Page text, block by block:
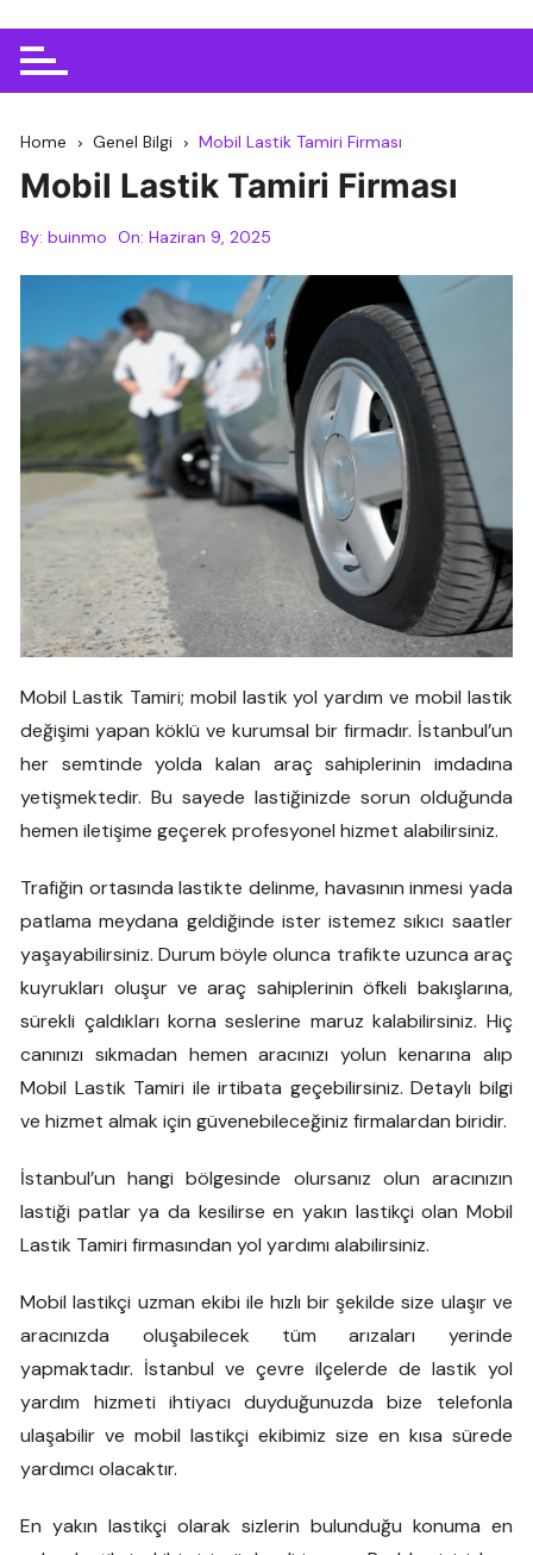
Home Genel Bilgi Mobil Lastik Tamiri Firması
Mobil Lastik Tamiri Firması
By: buinmo On:Haziran 9, 2025
Mobil Lastik Tamiri; mobil lastik yol yardım ve mobil lastik
değişimi yapan köklü ve kurumsal bir firmadır. İstanbul’un
her semtinde yolda kalan araç sahiplerinin imdadına
yetişmektedir. Bu sayede lastiğinizde sorun olduğunda
hemen iletişime geçerek profesyonel hizmet alabilirsiniz.
Trafiğin ortasında lastikte delinme, havasının inmesi yada
patlama meydana geldiğinde ister istemez sıkıcı saatler
yaşayabilirsiniz. Durum böyle olunca trafikte uzunca araç
kuyrukları oluşur ve araç sahiplerinin öfkeli bakışlarına,
sürekli çaldıkları korna seslerine maruz kalabilirsiniz. Hiç
canınızı sıkmadan hemen aracınızı yolun kenarına alıp
Mobil Lastik Tamiri ile irtibata geçebilirsiniz. Detaylı bilgi
ve hizmet almak için güvenebileceğiniz firmalardan biridir.
İstanbul’un hangi bölgesinde olursanız olun aracınızın
lastiği patlar ya da kesilirse en yakın lastikçi olan Mobil
Lastik Tamiri firmasından yol yardımı alabilirsiniz.
Mobil lastikçi uzman ekibi ile hızlı bir şekilde size ulaşır ve
aracınızda oluşabilecek tüm arızaları yerinde
yapmaktadır. İstanbul ve çevre ilçelerde de lastik yol
yardım hizmeti ihtiyacı duyduğunuzda bize telefonla
ulaşabilir ve mobil lastikçi ekibimiz size en kısa sürede
yardımcı olacaktır.
En yakın lastikçi olarak sizlerin bulunduğu konuma en